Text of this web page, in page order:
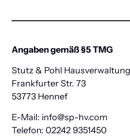
Angaben gemäß §5 TMG
Stutz & Pohl
Frankfurter Str. 73
53773 Hennef
E-Mail: info@sp-hv.com
Telefon: 02242 9351450